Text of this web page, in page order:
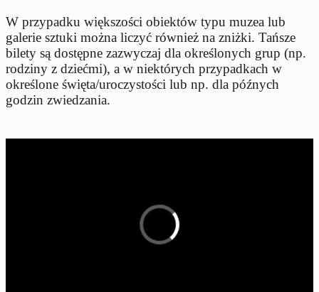
W przypadku większości obiektów typu muzea lub
galerie sztuki można liczyć również na zniżki. Tańsze
bilety są dostępne zazwyczaj dla określonych grup (np.
rodziny z dziećmi), a w niektórych przypadkach w
określone święta/uroczystości lub np. dla późnych
godzin zwiedzania.